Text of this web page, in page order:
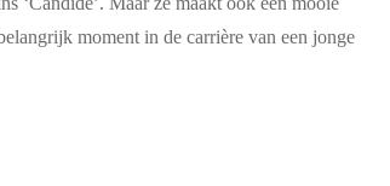
moment in de carrière van een jonge